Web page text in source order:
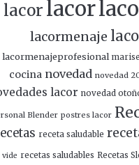
lacor lacor
lacormenaje
lacormenajeprofesional
cocina novedad novedad
lacor novedad
Blender postres lacor
receta saludable
vide recetas saludables Recetas